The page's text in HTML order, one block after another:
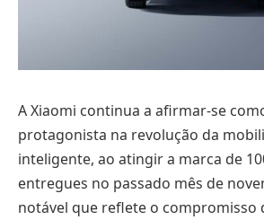
A Xiaomi continua a afirmar-se
protagonista na revolução da
inteligente, ao atingir a marca de
entregues no passado mês de
notável que reflete o compromisso